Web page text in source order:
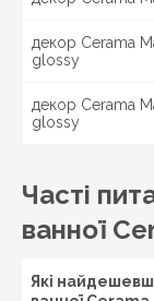
декор Cerama
glossy
декор Cerama
glossy
Часті
ванної
Які